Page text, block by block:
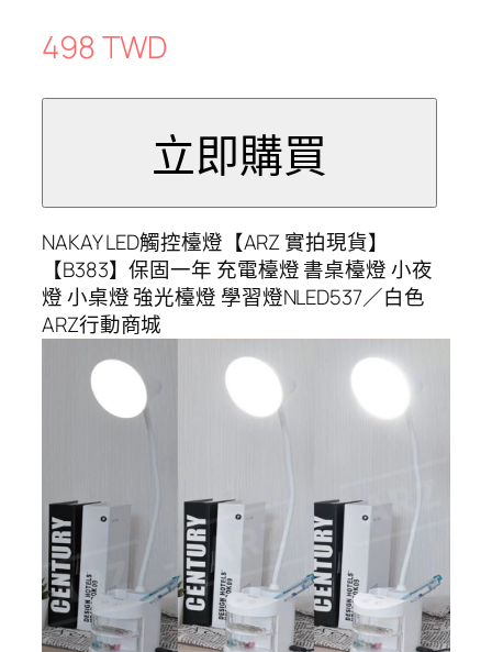
498 TWD
NAKAY LED觸控檯燈【ARZ 實拍現貨】
【B383】保固一年 充電檯燈 書桌檯燈 小夜
燈 小桌燈 強光檯燈 學習燈NLED537／白色
ARZ行動商城